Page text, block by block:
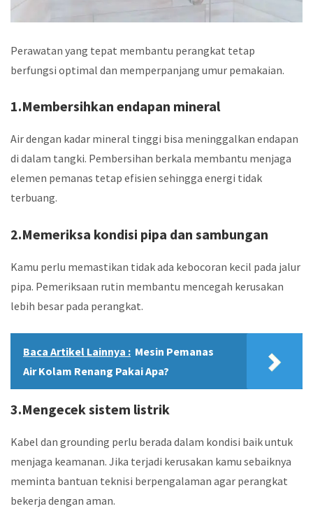
Perawatan yang tepat membantu perangkat tetap
berfungsi optimal dan memperpanjang umur pemakaian.
1.Membersihkan endapan mineral
Air dengan kadar mineral tinggi bisa meninggalkan endapan
di dalam tangki. Pembersihan berkala membantu menjaga
elemen pemanas tetap efisien sehingga energi tidak
terbuang.
2.Memeriksa kondisi pipa dan sambungan
Kamu perlu memastikan tidak ada kebocoran kecil pada jalur
pipa. Pemeriksaan rutin membantu mencegah kerusakan
lebih besar pada perangkat.
Baca Artikel Lainnya : Mesin Pemanas
Air Kolam Renang Pakai Apa?
3.Mengecek sistem listrik
Kabel dan grounding perlu berada dalam kondisi baik untuk
menjaga keamanan. Jika terjadi kerusakan kamu sebaiknya
meminta bantuan teknisi berpengalaman agar perangkat
bekerja dengan aman.